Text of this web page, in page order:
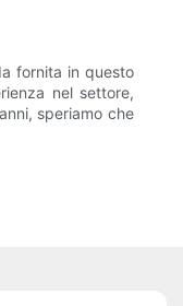
fornita in questo
nel settore,
speriamo che